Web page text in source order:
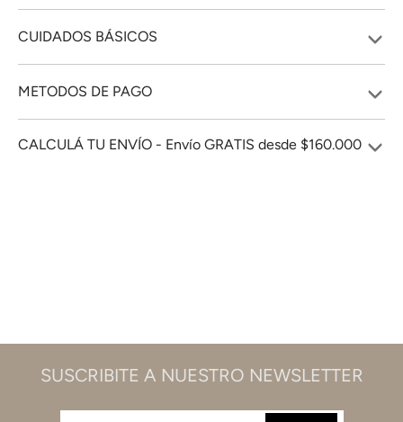
CUIDADOS BÁSICOS
METODOS DE PAGO
CALCULÁ TU ENVÍO - Envío GRATIS desde $160.000
SUSCRIBITE A NUESTRO NEWSLETTER